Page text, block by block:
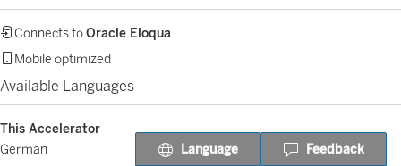
Connects toOracle Eloqua
Mobile optimized
Available Languages
This Accelerator
German
Language Feedback